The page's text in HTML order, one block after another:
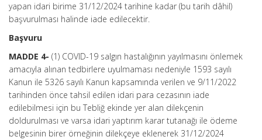
yapan idari birime 31/12/2024 tarihine kadar (bu tarih dâhil)
başvurulması halinde iade edilecektir.
Başvuru
MADDE 4- (1) COVID-19 salgın hastalığının yayılmasını önlemek
amacıyla alınan tedbirlere uyulmaması nedeniyle 1593 sayılı
Kanun ile 5326 sayılı Kanun kapsamında verilen ve 9/11/2022
tarihinden önce tahsil edilen idari para cezasının iade
edilebilmesi için bu Tebliğ ekinde yer alan dilekçenin
doldurulması ve varsa idari yaptırım karar tutanağı ile ödeme
belgesinin birer örneğinin dilekçeye eklenerek 31/12/2024